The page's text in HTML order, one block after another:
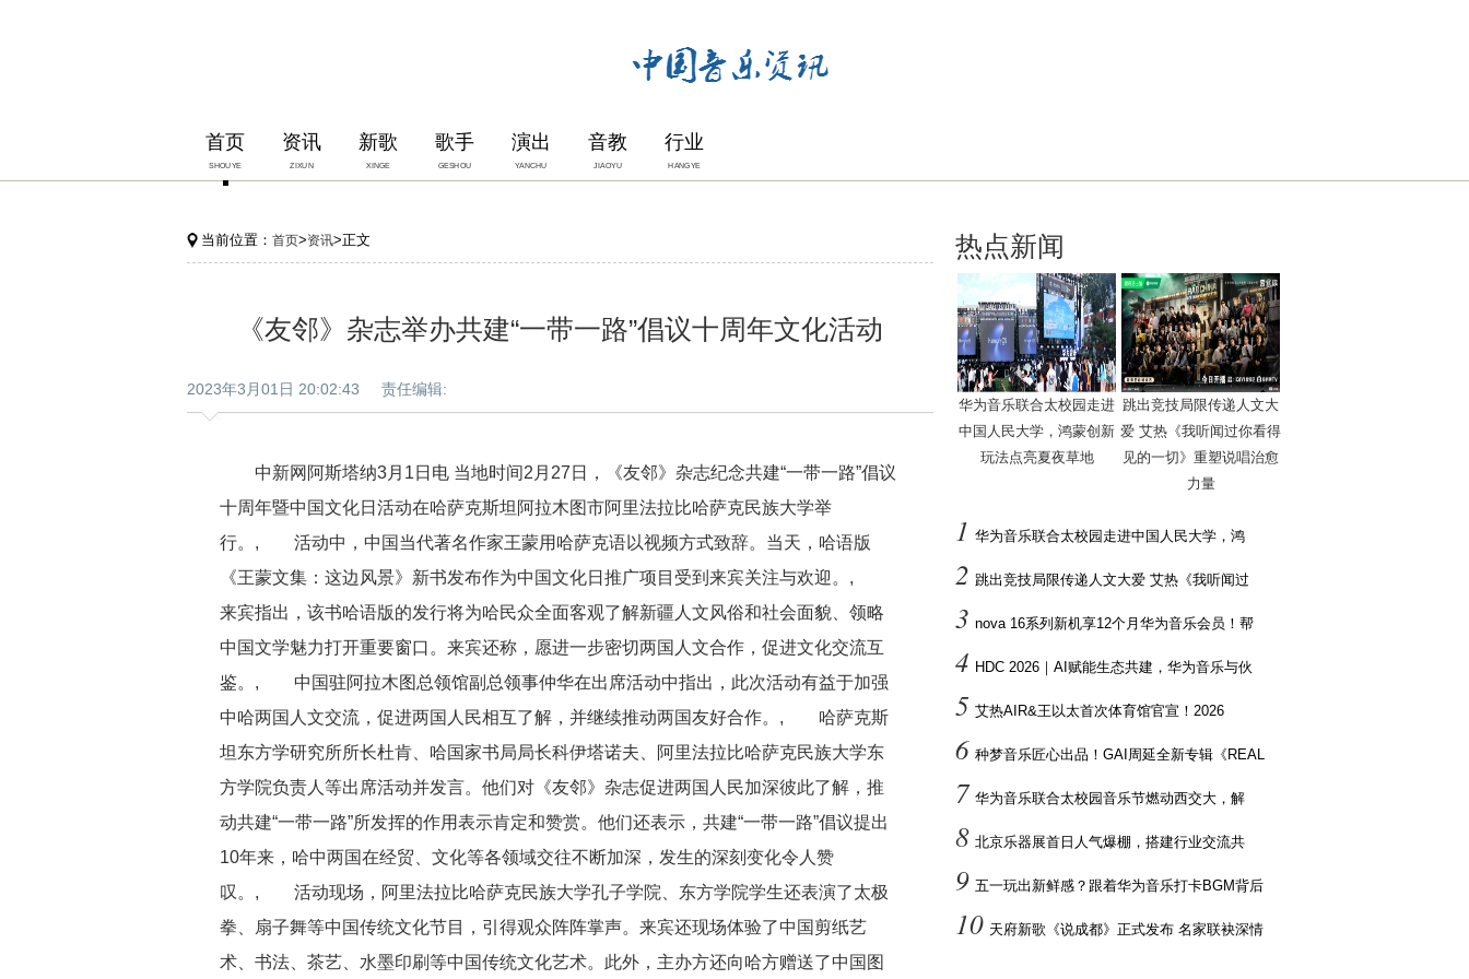
首页
SHOUYE
资讯
ZIXUN
新歌
XINGE
歌手
GESHOU
演出
YANCHU
音教
JIAOYU
行业
HANGYE
当前位置： 首页>资讯>正文
《友邻》杂志举办共建“一带一路”倡议十周年文化活动
2023年3月01日 20:02:43 责任编辑:
中新网阿斯塔纳3月1日电 当地时间2月27日，《友邻》杂志纪念共建“一带一路”倡议
十周年暨中国文化日活动在哈萨克斯坦阿拉木图市阿里法拉比哈萨克民族大学举
行。, 活动中，中国当代著名作家王蒙用哈萨克语以视频方式致辞。当天，哈语版
《王蒙文集：这边风景》新书发布作为中国文化日推广项目受到来宾关注与欢迎。,
来宾指出，该书哈语版的发行将为哈民众全面客观了解新疆人文风俗和社会面貌、领略
中国文学魅力打开重要窗口。来宾还称，愿进一步密切两国人文合作，促进文化交流互
鉴。, 中国驻阿拉木图总领馆副总领事仲华在出席活动中指出，此次活动有益于加强
中哈两国人文交流，促进两国人民相互了解，并继续推动两国友好合作。, 哈萨克斯
坦东方学研究所所长杜肯、哈国家书局局长科伊塔诺夫、阿里法拉比哈萨克民族大学东
方学院负责人等出席活动并发言。他们对《友邻》杂志促进两国人民加深彼此了解，推
动共建“一带一路”所发挥的作用表示肯定和赞赏。他们还表示，共建“一带一路”倡议提出
10年来，哈中两国在经贸、文化等各领域交往不断加深，发生的深刻变化令人赞
叹。, 活动现场，阿里法拉比哈萨克民族大学孔子学院、东方学院学生还表演了太极
拳、扇子舞等中国传统文化节目，引得观众阵阵掌声。来宾还现场体验了中国剪纸艺
术、书法、茶艺、水墨印刷等中国传统文化艺术。此外，主办方还向哈方赠送了中国图
热点新闻
华为音乐联合太校园走进
中国人民大学，鸿蒙创新
玩法点亮夏夜草地
跳出竞技局限传递人文大
爱 艾热《我听闻过你看得
见的一切》重塑说唱治愈
力量
1 华为音乐联合太校园走进中国人民大学，鸿
2 跳出竞技局限传递人文大爱 艾热《我听闻过
3 nova 16系列新机享12个月华为音乐会员！帮
4 HDC 2026｜AI赋能生态共建，华为音乐与伙
5 艾热AIR&王以太首次体育馆官宣！2026
6 种梦音乐匠心出品！GAI周延全新专辑《REAL
7 华为音乐联合太校园音乐节燃动西交大，解
8 北京乐器展首日人气爆棚，搭建行业交流共
9 五一玩出新鲜感？跟着华为音乐打卡BGM背后
10 天府新歌《说成都》正式发布 名家联袂深情